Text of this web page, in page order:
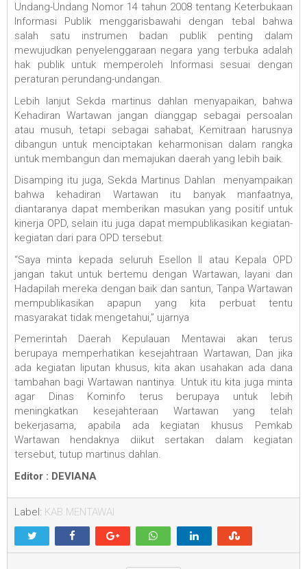
Undang-Undang Nomor 14 tahun 2008 tentang Keterbukaan
Informasi Publik menggarisbawahi dengan tebal bahwa
salah satu instrumen badan publik penting dalam
mewujudkan penyelenggaraan negara yang terbuka adalah
hak publik untuk memperoleh Informasi sesuai dengan
peraturan perundang-undangan.
Lebih lanjut Sekda martinus dahlan menyapaikan, bahwa
Kehadiran Wartawan jangan dianggap sebagai persoalan
atau musuh, tetapi sebagai sahabat, Kemitraan harusnya
dibangun untuk menciptakan keharmonisan dalam rangka
untuk membangun dan memajukan daerah yang lebih baik.
Disamping itu juga, Sekda Martinus Dahlan menyampaikan
bahwa kehadiran Wartawan itu banyak manfaatnya,
diantaranya dapat memberikan masukan yang positif untuk
kinerja OPD, selain itu juga dapat mempublikasikan kegiatan-
kegiatan dari para OPD tersebut.
“Saya minta kepada seluruh Esellon II atau Kepala OPD
jangan takut untuk bertemu dengan Wartawan, layani dan
Hadapilah mereka dengan baik dan santun, Tanpa Wartawan
mempublikasikan apapun yang kita perbuat tentu
masyarakat tidak mengetahui,” ujarnya
Pemerintah Daerah Kepulauan Mentawai akan terus
berupaya memperhatikan kesejahtraan Wartawan, Dan jika
ada kegiatan liputan khusus, kita akan usahakan ada dana
tambahan bagi Wartawan nantinya. Untuk itu kita juga minta
agar Dinas Kominfo terus berupaya untuk lebih
meningkatkan kesejahteraan Wartawan yang telah
bekerjasama, apabila ada kegiatan khusus Pemkab
Wartawan hendaknya diikut sertakan dalam kegiatan
tersebut, tutup martinus dahlan.
Editor : DEVIANA
Label: KAB.MENTAWAI